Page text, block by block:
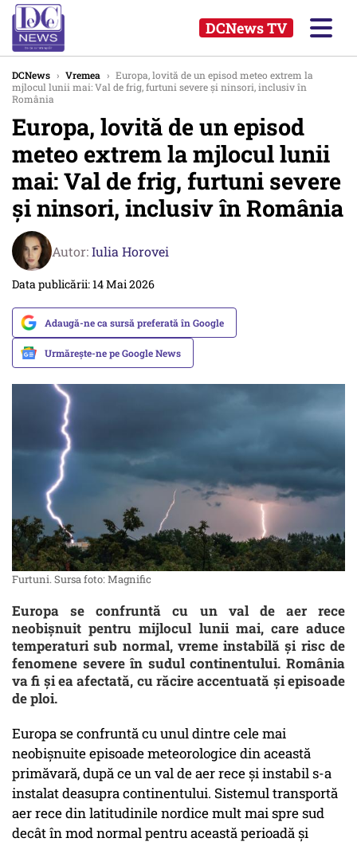
DCNews TV
DCNews › Vremea › Europa, lovită de un episod meteo extrem la
mjlocul lunii mai: Val de frig, furtuni severe și ninsori, inclusiv în
România
Europa, lovită de un episod
meteo extrem la mjlocul lunii
mai: Val de frig, furtuni severe
și ninsori, inclusiv în România
Autor:Iulia Horovei
Data publicării: 14 Mai 2026
Adaugă-ne ca sursă preferată în Google
Urmărește-ne pe Google News
Furtuni. Sursa foto: Magnific
Europa se confruntă cu un val de aer rece
neobișnuit pentru mijlocul lunii mai, care aduce
temperaturi sub normal, vreme instabilă și risc de
fenomene severe în sudul continentului. România
va fi și ea afectată, cu răcire accentuată și episoade
de ploi.
Europa se confruntă cu unul dintre cele mai
neobișnuite episoade meteorologice din această
primăvară, după ce un val de aer rece și instabil s-a
instalat deasupra continentului. Sistemul transportă
aer rece din latitudinile nordice mult mai spre sud
decât în mod normal pentru această perioadă și